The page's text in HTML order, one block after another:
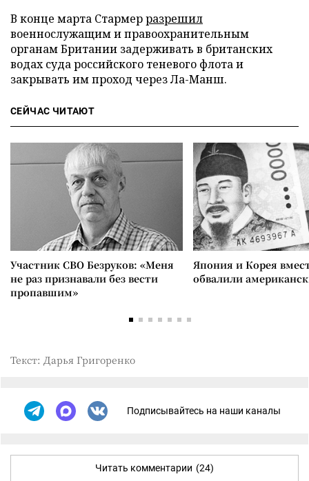
В конце марта Стармерразрешил
военнослужащим и правоохранительным
органам Британии задерживать в британских
водах суда российского теневого флота и
закрывать им проход через Ла-Манш.
СЕЙЧАС ЧИТАЮТ
Участник СВО Безруков: «Меня
не раз признавали без вести
пропавшим»
Япония и Корея
обвалили
Текст: Дарья Григоренко
Подписывайтесь на наши каналы
Читать комментарии (24)